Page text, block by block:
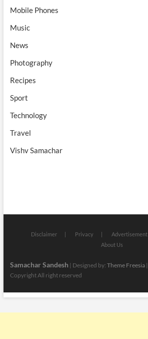
Mobile Phones
Music
News
Photography
Recipes
Sport
Technology
Travel
Vishv Samachar
Disclaimer Privacy Advertisement
About Us
Samachar Sandesh | Designed by: Theme Freesia|
Copyright All right reserved